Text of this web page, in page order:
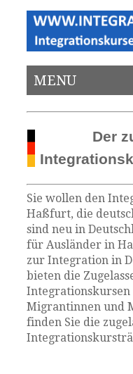
MENU
Der
Sie wollen den
Haßfurt, die
sind neu in
für Ausländer in
zur Integration in
bieten die
Migrantinnen und
finden Sie die